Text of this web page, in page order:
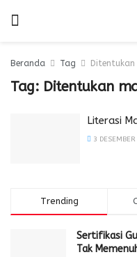
Beranda Tag
Tag: Ditentukan
Literasi
3
Trending
Sertifikasi
Tak